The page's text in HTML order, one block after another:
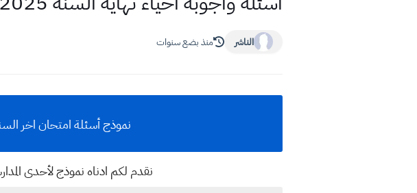
الناشر منذ بضع سنوات
نموذج أسئلة امتحان اخر السنة 2025 مع الأجوبة الاحياء للصف الثاني
نقدم لكم ادناه نموذج لأحدى المدارس